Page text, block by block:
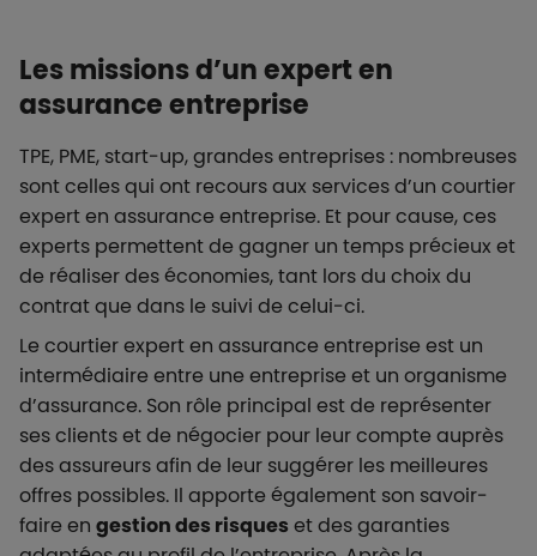
Les missions d’un expert en
assurance entreprise
TPE, PME, start-up, grandes entreprises : nombreuses
sont celles qui ont recours aux services d’un courtier
expert en assurance entreprise. Et pour cause, ces
experts permettent de gagner un temps précieux et
de réaliser des économies, tant lors du choix du
contrat que dans le suivi de celui-ci.
Le courtier expert en assurance entreprise est un
intermédiaire entre une entreprise et un organisme
d’assurance. Son rôle principal est de représenter
ses clients et de négocier pour leur compte auprès
des assureurs afin de leur suggérer les meilleures
offres possibles. Il apporte également son savoir-
faire en gestion des risques et des garanties